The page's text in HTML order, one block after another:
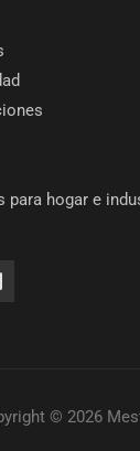
hogar e
© 2026